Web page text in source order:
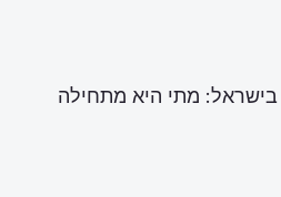
מתי היא מתחילה